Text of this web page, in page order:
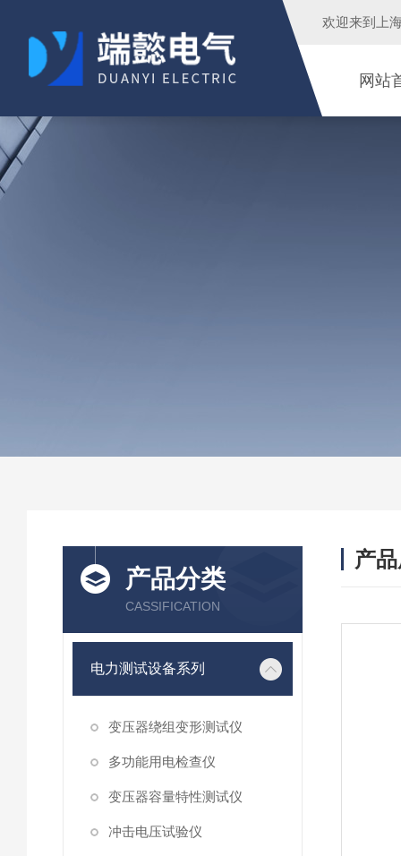
欢迎来到 上
网站
产品分类
CASSIFICATION
电力测试设备系列
变压器绕组变形测试仪
多功能用电检查仪
变压器容量特性测试仪
冲击电压试验仪
产